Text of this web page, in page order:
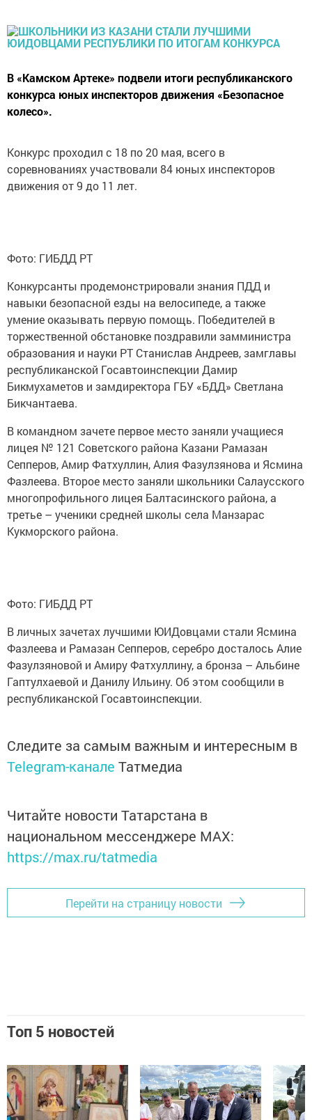
В «Камском Артеке» подвели итоги республиканского
конкурса юных инспекторов движения «Безопасное
колесо».
Конкурс проходил с 18 по 20 мая, всего в
соревнованиях участвовали 84 юных инспекторов
движения от 9 до 11 лет.
Фото: ГИБДД РТ
Конкурсанты продемонстрировали знания ПДД и
навыки безопасной езды на велосипеде, а также
умение оказывать первую помощь. Победителей в
торжественной обстановке поздравили замминистра
образования и науки РТ Станислав Андреев, замглавы
республиканской Госавтоинспекции Дамир
Бикмухаметов и замдиректора ГБУ «БДД» Светлана
Бикчантаева.
В командном зачете первое место заняли учащиеся
лицея № 121 Советского района Казани Рамазан
Сепперов, Амир Фатхуллин, Алия Фазулзянова и Ясмина
Фазлеева. Второе место заняли школьники Салаусского
многопрофильного лицея Балтасинского района, а
третье – ученики средней школы села Манзарас
Кукморского района.
Фото: ГИБДД РТ
В личных зачетах лучшими ЮИДовцами стали Ясмина
Фазлеева и Рамазан Сепперов, серебро досталось Алие
Фазулзяновой и Амиру Фатхуллину, а бронза – Альбине
Гаптулхаевой и Данилу Ильину. Об этом сообщили в
республиканской Госавтоинспекции.
Следите за самым важным и интересным в
Telegram-канале Татмедиа
Читайте новости Татарстана в
национальном мессенджере MАХ:
https://max.ru/tatmedia
Перейти на страницу новости
Топ 5 новостей